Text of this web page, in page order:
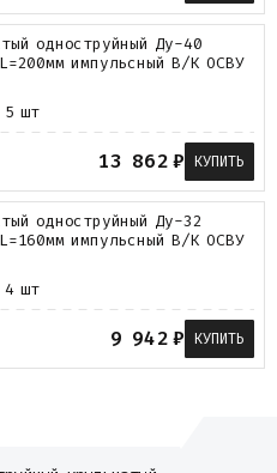
5 шт
одноструйный Ду-40
импульсный В/К ОСВУ
13 862₽ КУПИТЬ
4 шт
одноструйный Ду-32
импульсный В/К ОСВУ
9 942₽ КУПИТЬ